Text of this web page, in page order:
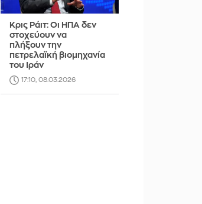
Kρις Ράιτ: Οι ΗΠΑ δεν
στοχεύουν να
πλήξουν την
πετρελαϊκή βιομηχανία
του Ιράν
17:10, 08.03.2026